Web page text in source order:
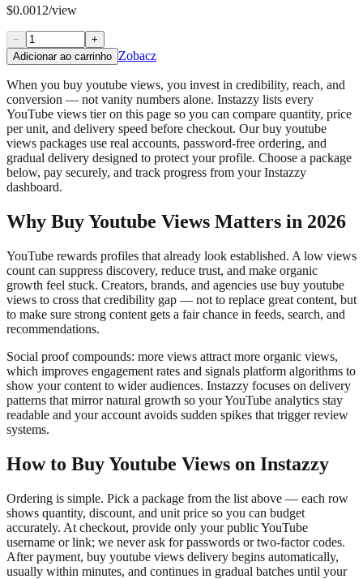
$0.0012/view
−
+
Adicionar ao carrinho Zobacz
When you buy youtube views, you invest in credibility, reach, and
conversion — not vanity numbers alone. Instazzy lists every
YouTube views tier on this page so you can compare quantity, price
per unit, and delivery speed before checkout. Our buy youtube
views packages use real accounts, password-free ordering, and
gradual delivery designed to protect your profile. Choose a package
below, pay securely, and track progress from your Instazzy
dashboard.
Why Buy Youtube Views Matters in 2026
YouTube rewards profiles that already look established. A low views
count can suppress discovery, reduce trust, and make organic
growth feel stuck. Creators, brands, and agencies use buy youtube
views to cross that credibility gap — not to replace great content, but
to make sure strong content gets a fair chance in feeds, search, and
recommendations.
Social proof compounds: more views attract more organic views,
which improves engagement rates and signals platform algorithms to
show your content to wider audiences. Instazzy focuses on delivery
patterns that mirror natural growth so your YouTube analytics stay
readable and your account avoids sudden spikes that trigger review
systems.
How to Buy Youtube Views on Instazzy
Ordering is simple. Pick a package from the list above — each row
shows quantity, discount, and unit price so you can budget
accurately. At checkout, provide only your public YouTube
username or link; we never ask for passwords or two-factor codes.
After payment, buy youtube views delivery begins automatically,
usually within minutes, and continues in gradual batches until your